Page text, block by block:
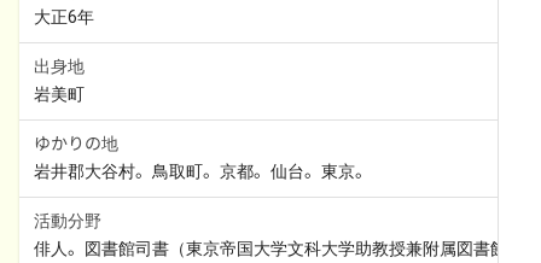
大正6年
出身地
岩美町
ゆかりの地
岩井郡大谷村。鳥取町。京都。仙台。東京。
活動分野
俳人。図書館司書（東京帝国大学文科大学助教授兼附属図書館